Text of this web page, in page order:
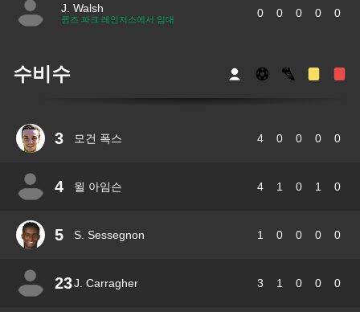
J. Walsh
퀸즈 파크 레인저스에서 임대 0 0 0 0 0
수비수
3 모건 폭스 4 0 0 0 0
4 윌 아임슨 4 1 0 1 0
5 S. Sessegnon 1 0 0 0 0
23J. Carragher 3 1 0 0 0